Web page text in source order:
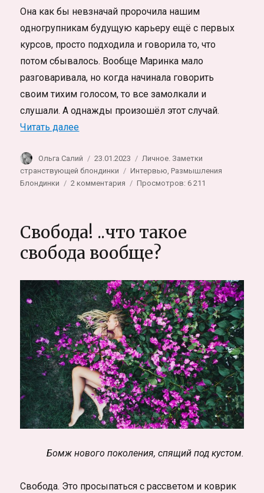
Она как бы невзначай пророчила нашим
одногрупникам будущую карьеру ещё с первых
курсов, просто подходила и говорила то, что
потом сбывалось. Вообще Маринка мало
разговаривала, но когда начинала говорить
своим тихим голосом, то все замолкали и
слушали. А однажды произошёл этот случай.
Читать далее«Интервью с ведьмой»
Автор
Ольга Салий Опубликовано
23.01.2023 Рубрики
Личное. Заметки
странствующей блондинки
Метки
Интервью ,Размышления
Блондинки
2 комментария
ведьмой
Просмотров: 6 211
Свобода! ..что такое
свобода вообще?
Бомж нового поколения, спящий под кустом.
Свобода. Это просыпаться с рассветом и коврик